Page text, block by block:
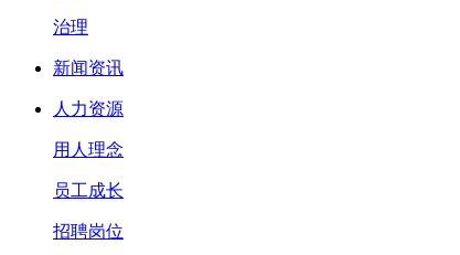
治理
新闻资讯
人力资源
用人理念
员工成长
招聘岗位